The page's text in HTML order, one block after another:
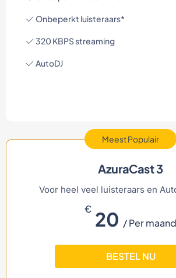
Onbeperkt luisteraars*
320 KBPS streaming
AutoDJ
Meest Populair
AzuraCast 3
Voor heel veel luisteraars en
€ 20 / Per maand
BESTEL NU